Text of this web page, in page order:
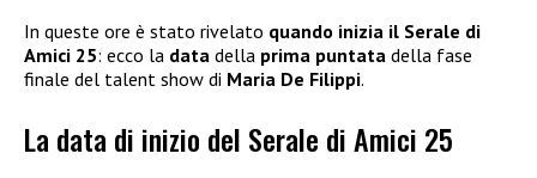
In queste ore è stato rivelato quando inizia il Serale di
Amici 25: ecco la data della prima puntata della fase
finale del talent show di Maria De Filippi.
La data di inizio del Serale di Amici 25